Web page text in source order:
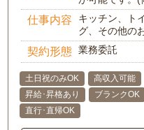
仕事内容
キッチン、ト
グ、その他の
契約形態 業務委託
土日祝のみOK 高収入可能
昇給･昇格あり
ブランクOK
直行･直帰OK